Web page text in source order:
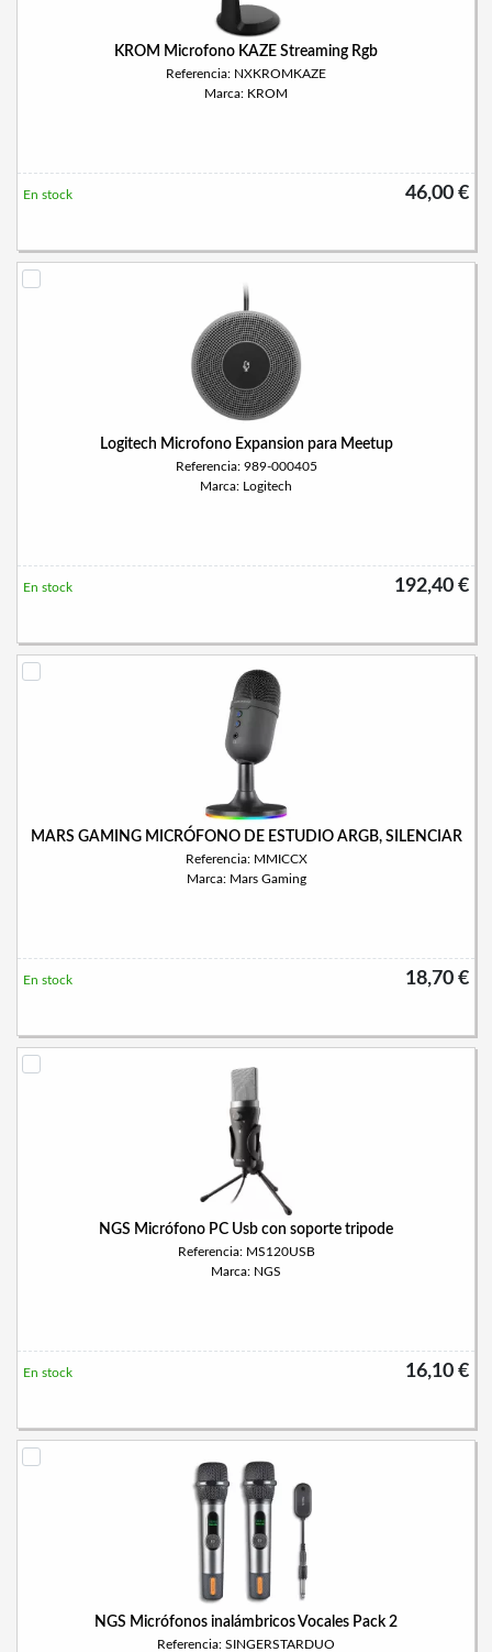
KROM Microfono KAZE Streaming Rgb
Referencia: NXKROMKAZE
Marca: KROM
46,00 €
En stock
Logitech Microfono Expansion para Meetup
Referencia: 989-000405
Marca: Logitech
192,40 €
En stock
MARS GAMING MICRÓFONO DE ESTUDIO ARGB, SILENCIAR
Referencia: MMICCX
Marca: Mars Gaming
18,70 €
En stock
NGS Micrófono PC Usb con soporte tripode
Referencia: MS120USB
Marca: NGS
16,10 €
En stock
NGS Micrófonos inalámbricos Vocales Pack 2
Referencia: SINGERSTARDUO